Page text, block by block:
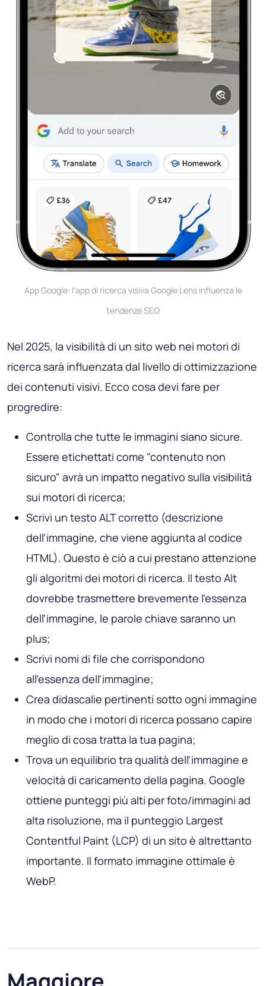
App Google: l'app di ricerca visiva Google Lens influenza le
tendenze SEO
Nel 2025, la visibilità di un sito web nei motori di
ricerca sarà influenzata dal livello di ottimizzazione
dei contenuti visivi. Ecco cosa devi fare per
progredire:
Controlla che tutte le immagini siano sicure.
Essere etichettati come "contenuto non
sicuro" avrà un impatto negativo sulla visibilità
sui motori di ricerca;
Scrivi un testo ALT corretto (descrizione
dell'immagine, che viene aggiunta al codice
HTML). Questo è ciò a cui prestano attenzione
gli algoritmi dei motori di ricerca. Il testo Alt
dovrebbe trasmettere brevemente l'essenza
dell'immagine, le parole chiave saranno un
plus;
Scrivi nomi di file che corrispondono
all'essenza dell'immagine;
Crea didascalie pertinenti sotto ogni immagine
in modo che i motori di ricerca possano capire
meglio di cosa tratta la tua pagina;
Trova un equilibrio tra qualità dell'immagine e
velocità di caricamento della pagina. Google
ottiene punteggi più alti per foto/immagini ad
alta risoluzione, ma il punteggio Largest
Contentful Paint (LCP) di un sito è altrettanto
importante. Il formato immagine ottimale è
WebP.